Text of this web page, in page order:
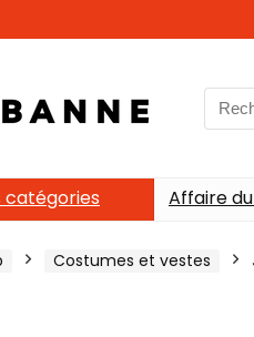
Search
for:
catégories Affaire
Costumes et vestes